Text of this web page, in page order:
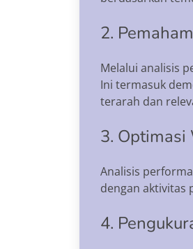
2.
Melalui analisis
Ini termasuk
terarah dan
3. Optimasi
Analisis
dengan aktivitas
4.